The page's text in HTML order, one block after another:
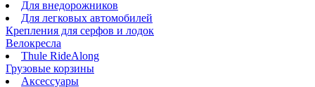
Для внедорожников
Для легковых автомобилей
Крепления для серфов и лодок
Велокресла
Thule RideAlong
Грузовые корзины
Аксессуары